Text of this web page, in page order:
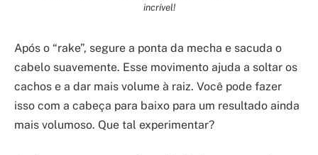
incrível!
Após o “rake”, segure a ponta da mecha e sacuda o
cabelo suavemente. Esse movimento ajuda a soltar os
cachos e a dar mais volume à raiz. Você pode fazer
isso com a cabeça para baixo para um resultado ainda
mais volumoso. Que tal experimentar?